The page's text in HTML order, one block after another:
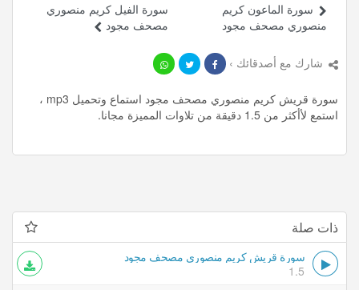
سورة الفيل كريم منصوري
مصحف مجود
سورة الماعون كريم
منصوري مصحف مجود
شارك مع أصدقائك ›
سورة قريش كريم منصوري مصحف مجود استماع وتحميل mp3 ،
استمع لأأكثر من 1.5 دقيقة من تلاوات المميزة مجانا.
ذات صلة
سورة قريش كريم منصوري مصحف مجود
1.5